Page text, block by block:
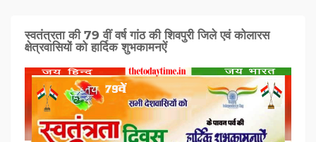
स्वतंत्रता की 79 वीं वर्ष गांठ की शिवपुरी जिले एवं कोलारस
क्षेत्रवासियों को हार्दिक शुभकामनऐं